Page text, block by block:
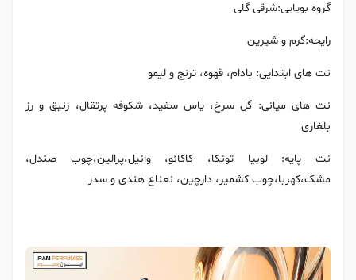
گروه بویایی:شرقی گلی
رایحه:گرم و شیرین
نت های ابتدایی: بادام، قهوه، ترنج و لیمو
نت های میانی: گل سرخ، یاس سفید، شکوفه پرتقال، زنبق و رز
بلغاری
نت پایه: لوبیا تونکا، کاکائو، وانیل،پرالین،چوب صندل،
مشک،کهربا،چوب کشمیر، دارچین، نعناع هندی و سدر